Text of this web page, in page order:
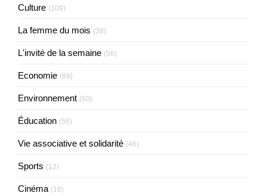
Culture (109)
La femme du mois (38)
L'invité de la semaine (56)
Economie (89)
Environnement (60)
Éducation (56)
Vie associative et solidarité (46)
Sports (12)
Cinéma (18)